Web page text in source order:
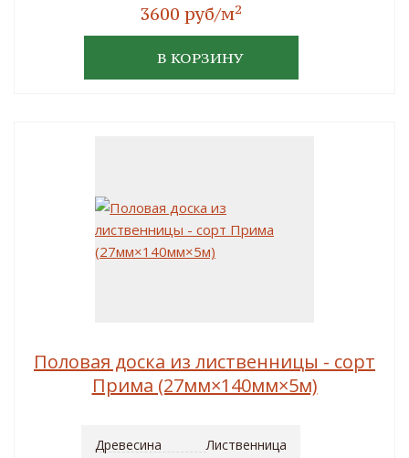
3600 руб/м2
В КОРЗИНУ
Половая доска из лиственницы - сорт
Прима (27мм×140мм×5м)
Древесина
Лиственница